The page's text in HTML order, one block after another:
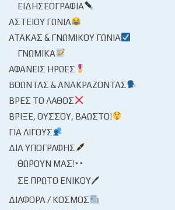
ΕΙΔΗΣΕΟΓΡΑΦΊΑ
ΑΣΤΕΊΟΥ ΓΩΝΊΑ
ΑΤΆΚΑΣ & ΓΝΩΜΙΚΟΎ ΓΩΝΊΑ
ΓΝΩΜΙΚΆ
ΑΦΑΝΕΊΣ ΉΡΩΕΣ
ΒΟΏΝΤΑΣ & ΑΝΑΚΡΆΖΟΝΤΑΣ
ΒΡΕΣ ΤΟ ΛΆΘΟΣ
ΒΡΊΞΕ, ΟΎΣΣΟΥ, ΒΆΩΣΤΟ!
ΓΙΑ ΛΊΓΟΥΣ
ΔΙΑ ΥΠΟΓΡΑΦΉΣ
ΘΩΡΟΎΝ ΜΑΣ!
ΣΕ ΠΡΏΤΟ ΕΝΙΚΟΎ🖊
ΔΙΆΦΟΡΑ / ΚΌΣΜΟΣ